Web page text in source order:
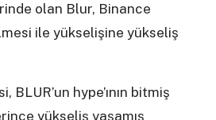
olan Blur, Binance
ile yükselişine yükseliş
BLUR’un hype’ının bitmiş
yükseliş yaşamış